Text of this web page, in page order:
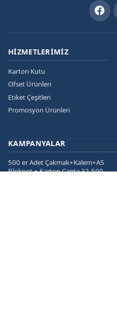
HIZMETLERIMIZ
Karton Kutu
Ofset Ürünleri
Etiket Çeşitleri
Promosyon Ürünleri
KAMPANYALAR
500 er Adet Çakmak+Kalem+A5
Bloknot + Karton Çanta 32.500